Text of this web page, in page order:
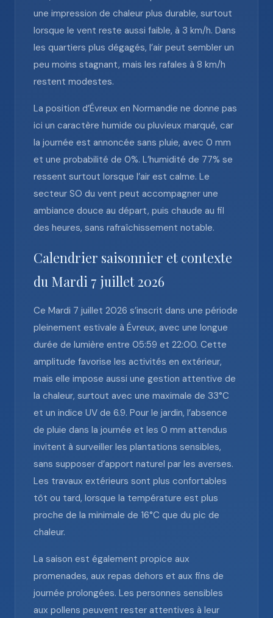
une impression de chaleur plus durable, surtout
lorsque le vent reste aussi faible, à 3 km/h. Dans
les quartiers plus dégagés, l’air peut sembler un
peu moins stagnant, mais les rafales à 8 km/h
restent modestes.
La position d’Évreux en Normandie ne donne pas
ici un caractère humide ou pluvieux marqué, car
la journée est annoncée sans pluie, avec 0 mm
et une probabilité de 0%. L’humidité de 77% se
ressent surtout lorsque l’air est calme. Le
secteur SO du vent peut accompagner une
ambiance douce au départ, puis chaude au fil
des heures, sans rafraîchissement notable.
Calendrier saisonnier et contexte
du Mardi 7 juillet 2026
Ce Mardi 7 juillet 2026 s’inscrit dans une période
pleinement estivale à Évreux, avec une longue
durée de lumière entre 05:59 et 22:00. Cette
amplitude favorise les activités en extérieur,
mais elle impose aussi une gestion attentive de
la chaleur, surtout avec une maximale de 33°C
et un indice UV de 6.9. Pour le jardin, l’absence
de pluie dans la journée et les 0 mm attendus
invitent à surveiller les plantations sensibles,
sans supposer d’apport naturel par les averses.
Les travaux extérieurs sont plus confortables
tôt ou tard, lorsque la température est plus
proche de la minimale de 16°C que du pic de
chaleur.
La saison est également propice aux
promenades, aux repas dehors et aux fins de
journée prolongées. Les personnes sensibles
aux pollens peuvent rester attentives à leur